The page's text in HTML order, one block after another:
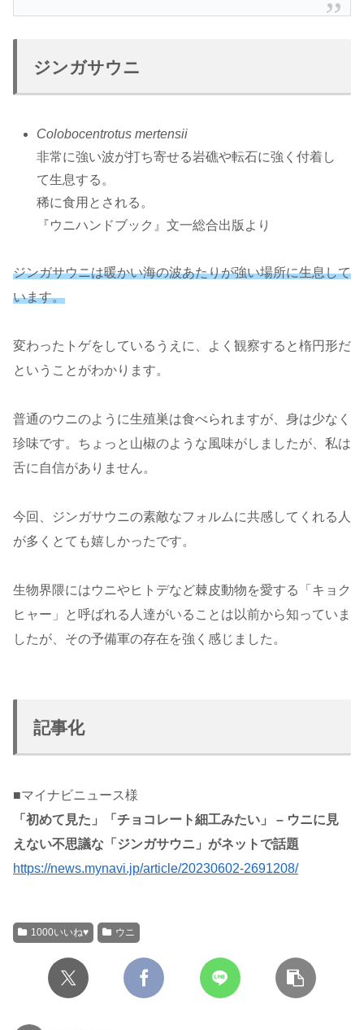
ジンガサウニ
Colobocentrotus mertensii
非常に強い波が打ち寄せる岩礁や転石に強く付着し
て生息する。
稀に食用とされる。
『ウニハンドブック』文一総合出版より
ジンガサウニは暖かい海の波あたりが強い場所に生息して
います。
変わったトゲをしているうえに、よく観察すると楕円形だ
ということがわかります。
普通のウニのように生殖巣は食べられますが、身は少なく
珍味です。ちょっと山椒のような風味がしましたが、私は
舌に自信がありません。
今回、ジンガサウニの素敵なフォルムに共感してくれる人
が多くとても嬉しかったです。
生物界隈にはウニやヒトデなど棘皮動物を愛する「キョク
ヒャー」と呼ばれる人達がいることは以前から知っていま
したが、その予備軍の存在を強く感じました。
記事化
■マイナビニュース様
「初めて見た」「チョコレート細工みたい」 – ウニに見
えない不思議な「ジンガサウニ」がネットで話題
https://news.mynavi.jp/article/20230602-2691208/
1000いいね♥ ウニ